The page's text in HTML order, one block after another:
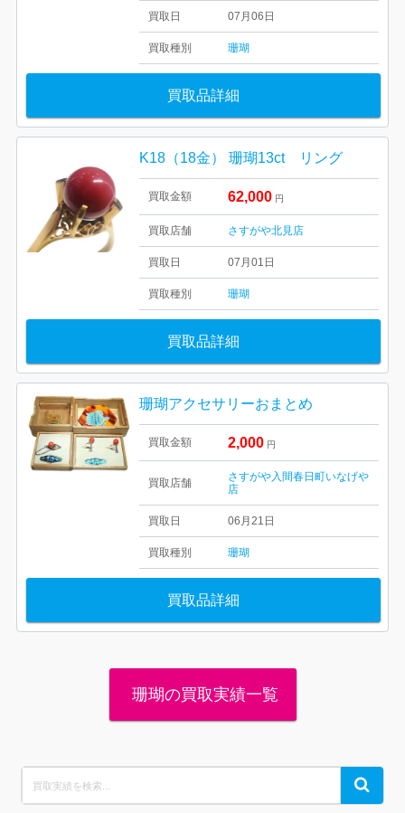
買取日 07月06日
買取種別 珊瑚
買取品詳細
K18（18金） 珊瑚13ct リング
買取金額 62,000 円
買取店舗 さすがや北見店
買取日 07月01日
買取種別 珊瑚
買取品詳細
珊瑚アクセサリーおまとめ
買取金額 2,000 円
買取店舗
さすがや入間春日町いなげや
店
買取日 06月21日
買取種別 珊瑚
買取品詳細
珊瑚の買取実績一覧
for:
Search